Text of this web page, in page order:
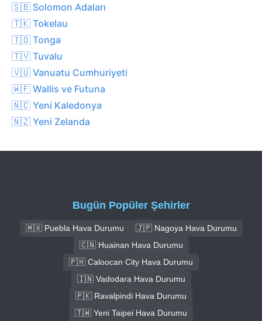
🇸🇧 Solomon Adaları
🇹🇰 Tokelau
🇹🇴 Tonga
🇹🇻 Tuvalu
🇻🇺 Vanuatu Cumhuriyeti
🇼🇫 Wallis ve Futuna
🇳🇨 Yeni Kaledonya
🇳🇿 Yeni Zelanda
Bugün Popüler Şehirler
🇲🇽 Puebla Hava Durumu
🇯🇵 Nagoya Hava Durumu
🇨🇳 Huainan Hava Durumu
🇵🇭 Caloocan City Hava Durumu
🇮🇳 Vadodara Hava Durumu
🇵🇰 Ravalpindi Hava Durumu
🇹🇼 Yeni Taipei Hava Durumu